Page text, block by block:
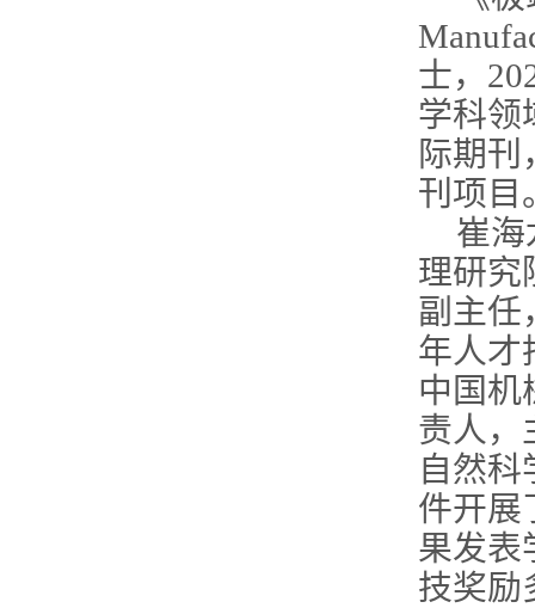
士，
学科领
际期
刊项目
崔海
理研究
副主任
年人才
中国机
责人，
自然
件开展
果发表
技奖励